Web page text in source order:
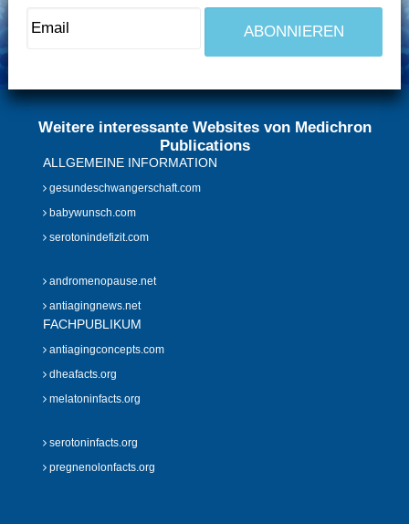
Weitere interessante Websites von Medichron
Publications
ALLGEMEINE INFORMATION
gesundeschwangerschaft.com
babywunsch.com
serotonindefizit.com
andromenopause.net
antiagingnews.net
FACHPUBLIKUM
antiagingconcepts.com
dheafacts.org
melatoninfacts.org
serotoninfacts.org
pregnenolonfacts.org